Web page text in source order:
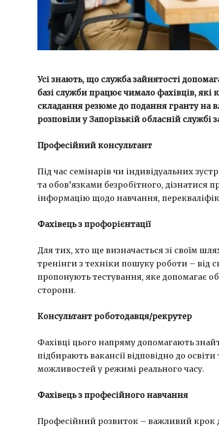
Усі знають, що служба зайнятості
базі служби працює чимало фахівців,
складання резюме до подання гранту на
розповіли у Запорізькій обласній службі
Професійний консультант
Під час семінарів чи індивідуальних
та обов’язками безробітного, дізнатися
інформацію щодо навчання,
Фахівець з профорієнтації
Для тих, хто ще визначається зі своїм
тренінги з техніки пошуку роботи – від
пропонують тестування, яке допомагає
сторони.
Консультант роботодавця/рекрутер
Фахівці цього напряму допомагають
підбирають вакансії відповідно до
можливостей у режимі реального часу.
Фахівець з професійного навчання
Професійний розвиток – важливий крок